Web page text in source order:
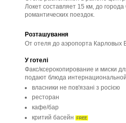
Локет составляет 15 км, до
романтических поездок.
Розташування
От отеля до аэропорта Карловых
У готелі
Факс/ксерокопирование и миски
подают блюда
власники не пов'язані з росією
ресторан
кафе/бар
критий басейн FREE